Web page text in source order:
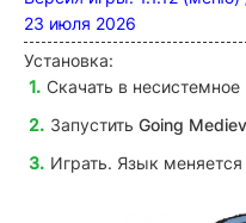
23 июля 2026
Установка:
Скачать в
Запустить Going
Играть. Язык